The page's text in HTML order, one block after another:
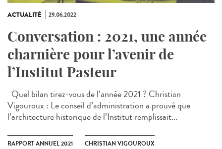
ACTUALITÉ 29.06.2022
Conversation : 2021, une année
charnière pour l’avenir de
l’Institut Pasteur
Quel bilan tirez-vous de l’année 2021 ? Christian
Vigouroux : Le conseil d’administration a prouvé que
l’architecture historique de l’Institut remplissait...
RAPPORT ANNUEL 2021 CHRISTIAN VIGOUROUX